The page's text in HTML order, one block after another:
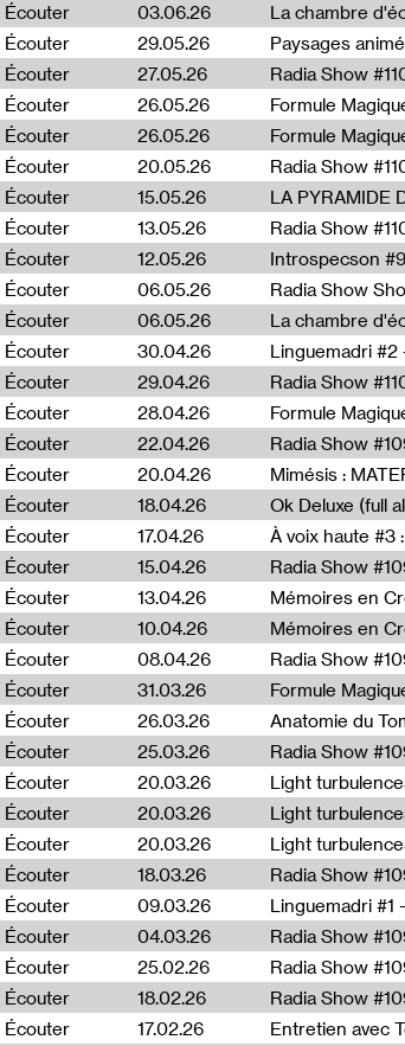
Écouter
03.06.26 La chambre
Écouter
29.05.26
Écouter
27.05.26 Radia Show
Écouter
26.05.26 Formule
Écouter
26.05.26 Formule
Écouter
20.05.26
Écouter
15.05.26 LA PYRAMIDE
Écouter
13.05.26 Radia Show
Écouter
12.05.26 Introspecson
Écouter
06.05.26
Écouter
06.05.26 La chambre
Écouter
30.04.26 Linguemadri #2
Écouter
29.04.26
Écouter
28.04.26 Formule
Écouter
22.04.26 Radia Show
Écouter
20.04.26 Mimésis :
Écouter
18.04.26 Ok Deluxe (full
Écouter
17.04.26 À voix haute #3
Écouter
15.04.26
Écouter
13.04.26 Mémoires en
Écouter
10.04.26 Mémoires en
Écouter
08.04.26 Radia Show
Écouter
31.03.26 Formule
Écouter
26.03.26 Anatomie du
Écouter
25.03.26 Radia Show
Écouter
20.03.26
Écouter
20.03.26 Light
Écouter
20.03.26
Écouter
18.03.26
Écouter
09.03.26 Linguemadri #1
Écouter
04.03.26 Radia Show
Écouter
25.02.26 Radia Show
Écouter
18.02.26
Écouter
17.02.26 Entretien avec